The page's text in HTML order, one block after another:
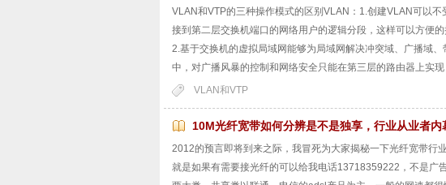
VLAN和VTP的三种操作模式的区别VLAN：1.创建VLAN可以
接到第二层交换机端口的网络用户的逻辑分段，这样可以方便
2.基于交换机的虚拟局域网能够为局域网解决冲突域、广播域
中，对广播风暴的控制和网络安全只能在第三层的路由器上实
VLAN和VTP
10M光纤宽带如何分辨是不是独享，行业从业者内
2012的预言即将到来之际，我冒死为大家揭秘一下光纤宽带行
就是如果有需要接光纤的可以给我电话13718359222，不是广